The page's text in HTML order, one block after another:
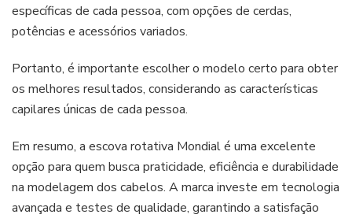
específicas de cada pessoa, com opções de cerdas,
potências e acessórios variados.
Portanto, é importante escolher o modelo certo para obter
os melhores resultados, considerando as características
capilares únicas de cada pessoa.
Em resumo, a escova rotativa Mondial é uma excelente
opção para quem busca praticidade, eficiência e durabilidade
na modelagem dos cabelos. A marca investe em tecnologia
avançada e testes de qualidade, garantindo a satisfação